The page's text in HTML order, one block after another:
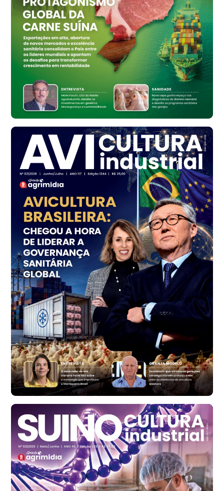
cx
Ovo Branco - Regional
Bastos (SP)
R$ 134,42
cx
Ovo Vermelho - Regional
Bastos (SP)
R$ 148,56
cx
Frango - Indicador
R$ 7,16
kg
Frango - Indicador
SP
R$ 7,18
kg
Trigo Atacado - Regional
PR
R$ 1.414,46
t
Trigo Atacado - Regional
RS
R$ 1.314,61
t
Ovo Vermelho - Regional
Vermelho
R$ 171,61
cx
Ovo Branco - Regional
Santa Maria do Jetibá (ES)
cx
Ovo Branco - Regional
Recife (PE)
R$ 147,74
cx